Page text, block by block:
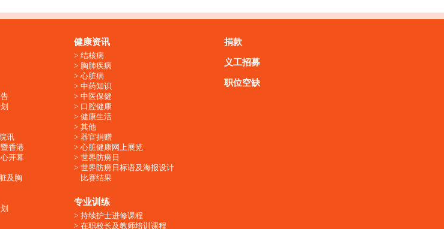
讯
香港
开幕
及胸
健康资讯
结核病
胸肺疾病
心脏病
中药知识
中医保健
口腔健康
健康生活
其他
器官捐赠
心脏健康网上展览
世界防痨日
世界防痨日标语及海报设计
比赛结果
专业训练
持续护士进修课程
在职校长及教师培训课程
捐款
义工招募
职位空缺